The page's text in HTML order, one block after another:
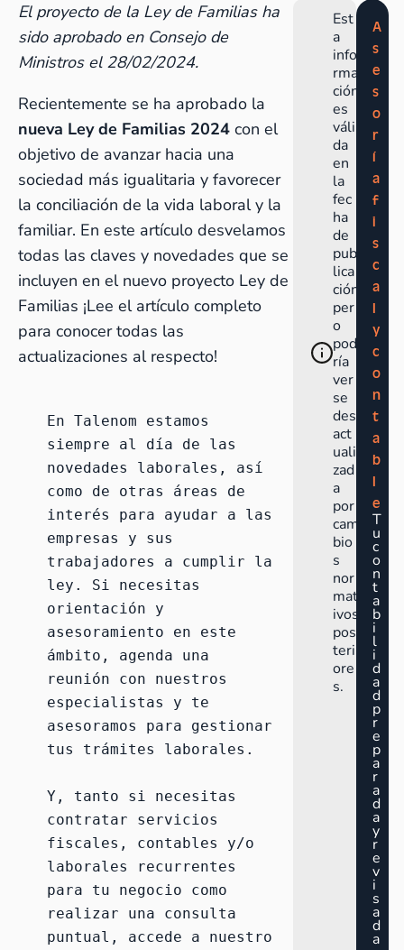
El proyecto de la Ley de Familias ha
sido aprobado en Consejo de
Ministros el 28/02/2024.
Recientemente se ha aprobado la
nueva Ley de Familias 2024 con el
objetivo de avanzar hacia una
sociedad más igualitaria y favorecer
la conciliación de la vida laboral y la
familiar. En este artículo desvelamos
todas las claves y novedades que se
incluyen en el nuevo proyecto Ley de
Familias ¡Lee el artículo completo
para conocer todas las
actualizaciones al respecto!
En Talenom estamos
siempre al día de las
novedades laborales, así
como de otras áreas de
interés para ayudar a las
empresas y sus
trabajadores a cumplir la
ley. Si necesitas
orientación y
asesoramiento en este
ámbito, agenda una
reunión con nuestros
especialistas y te
asesoramos para gestionar
tus trámites laborales .
Y, tanto si necesitas
contratar servicios
fiscales, contables y/o
laborales recurrentes
para tu negocio como
realizar una consulta
puntual, accede a nuestro
Est
a
info
rma
ción
es
váli
da
en
la
fec
ha
de
pub
lica
ción
per
o
pod
ría
ver
se
des
act
uali
zad
a
por
cam
bio
s
nor
mat
ivos
pos
teri
ore
s.
A
s
e
s
o
r
í
a
f
i
s
c
a
l
y
c
o
n
t
a
b
l
e
T
u
c
o
n
t
a
b
i
l
i
d
a
d
p
r
e
p
a
r
a
d
a
y
r
e
v
i
s
a
d
a